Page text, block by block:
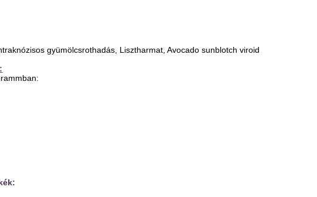
gyümölcsrothadás, Lisztharmat, Avocado sunblotch viroid